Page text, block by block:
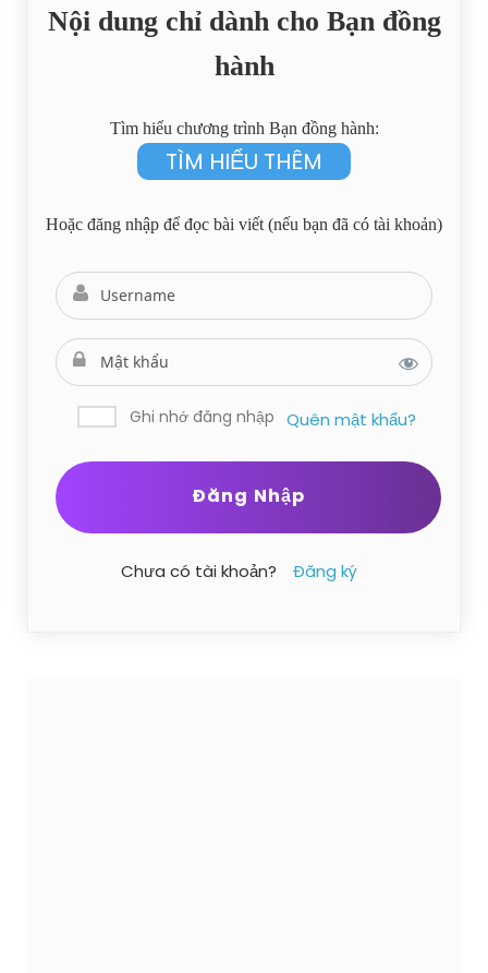
Nội dung chỉ dành cho Bạn đồng
hành
Tìm hiểu chương trình Bạn đồng hành:
TÌM HIỂU THÊM
Hoặc đăng nhập để đọc bài viết (nếu bạn đã có tài khoản)
Ghi nhớ đăng nhập Quên mật khẩu?
Chưa có tài khoản? Đăng ký